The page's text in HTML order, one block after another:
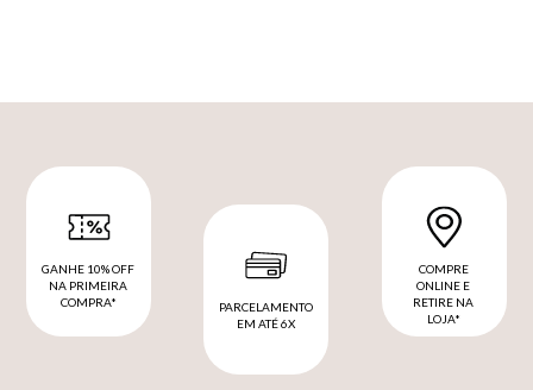
GANHE 10% OFF
NA PRIMEIRA
COMPRA*
PARCELAMENTO
EM ATÉ 6X
COMPRE
ONLINE E
RETIRE NA
LOJA*